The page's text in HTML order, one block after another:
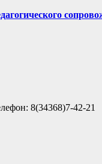
8(34368)7-42-21